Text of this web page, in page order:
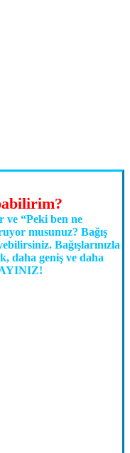
ve “Peki ben ne
musunuz? Bağış
Bağışlarınızla
daha geniş ve daha